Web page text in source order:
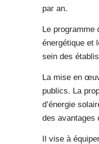
par an.
Le programme
énergétique et
sein des
La mise en
publics. La
d’énergie
des avantages
Il vise à